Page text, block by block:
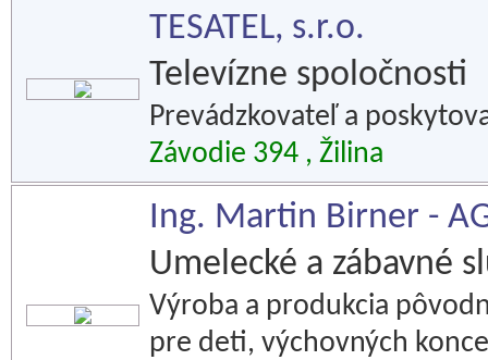
TESATEL, s.r.o.
Televízne spoločnosti
Prevádzkovateľ a
Závodie 394 , Žilina
Ing. Martin Birner -
Umelecké a zábavné
Výroba a produkcia
pre deti, výchovných